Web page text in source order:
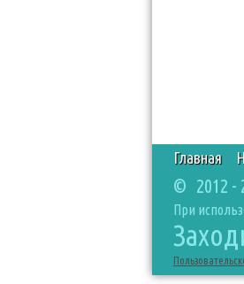
Главная
© 2012 -
При